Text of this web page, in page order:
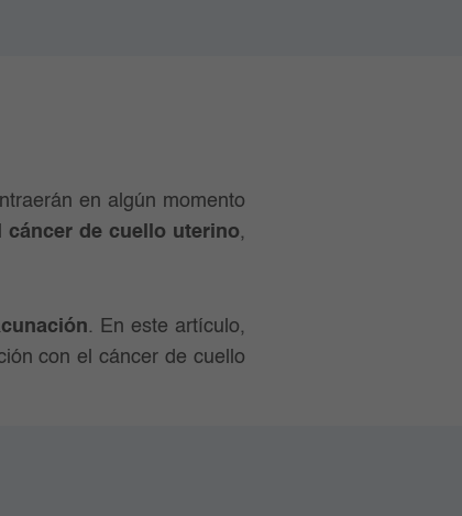
en algún momento
cáncer de cuello uterino,
. En este artículo,
con el cáncer de cuello